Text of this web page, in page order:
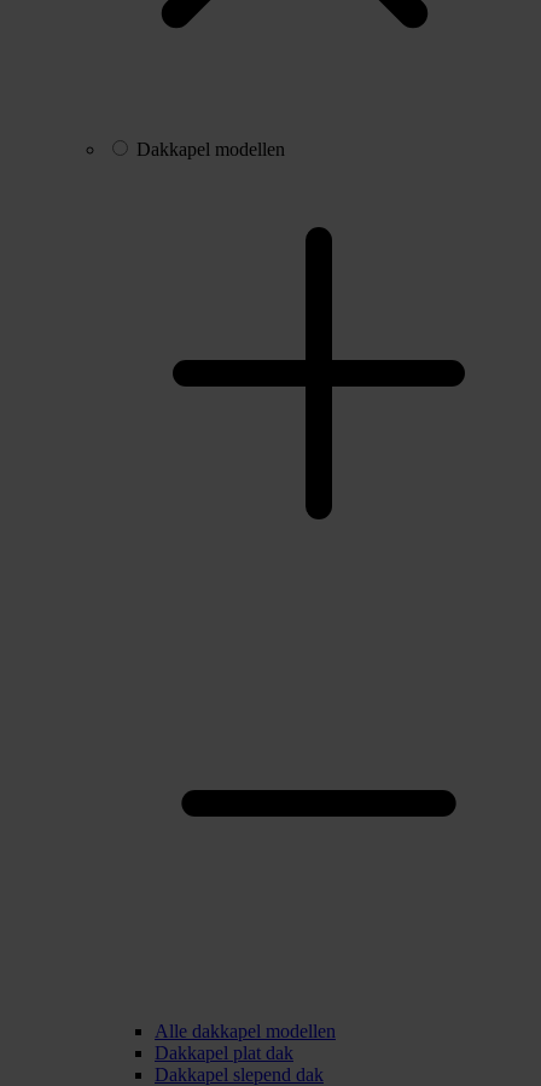
Dakkapel modellen
Alle dakkapel modellen
Dakkapel plat dak
Dakkapel slepend dak